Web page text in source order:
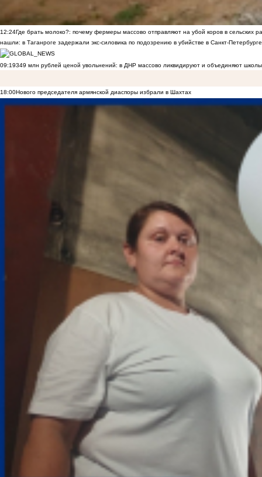
12:24Где брать молоко?: почему фермеры массово отправляют на убой коров в сельских
нашли: в Таганроге задержали экс-силовика по подозрению в убийстве в Санкт-Петербурге
09:19349 млн рублей ценой увольнений: в ДНР массово ликвидируют и объединяют
18:00Нового председателя армянской диаспоры избрали в Шахтах